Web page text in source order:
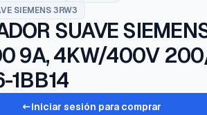
SIEMENS 3RW3
SUAVE
9A, 4KW/400V
1BB14
Iniciar sesión para comprar